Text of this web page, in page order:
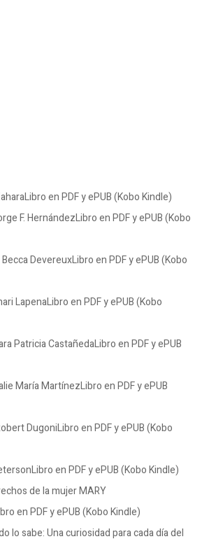
en PDF y ePUB (Kobo Kindle)
F. HernándezLibro en PDF y ePUB (Kobo
DevereuxLibro en PDF y ePUB (Kobo
LapenaLibro en PDF y ePUB (Kobo
Patricia CastañedaLibro en PDF y ePUB
María MartínezLibro en PDF y ePUB
DugoniLibro en PDF y ePUB (Kobo
en PDF y ePUB (Kobo Kindle)
de la mujer MARY
en PDF y ePUB (Kobo Kindle)
lo sabe: Una curiosidad para cada día del